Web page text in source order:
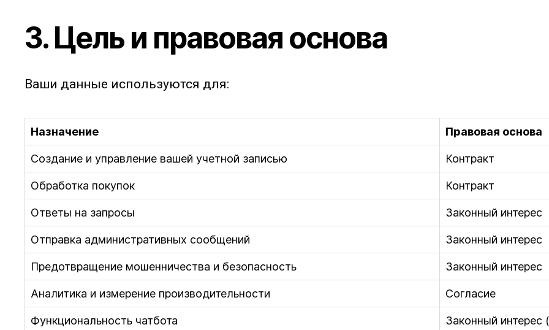
3. Цель и правовая основа
Ваши данные используются для:
Назначение Правовая основа
Создание и управление вашей учетной записью Контракт
Обработка покупок Контракт
Ответы на запросы Законный интерес
Отправка административных сообщений Законный интерес
Предотвращение мошенничества и безопасность Законный интерес
Аналитика и измерение производительности Согласие
Функциональность чатбота Законный интерес